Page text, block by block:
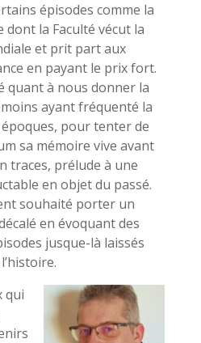
épisodes comme la
dont la Faculté vécut la
et prit part aux
en payant le prix fort.
quant à nous donner la
ayant fréquenté la
pour tenter de
sa mémoire vive avant
traces, prélude à une
en objet du passé.
souhaité porter un
en évoquant des
jusque-là laissés
qui